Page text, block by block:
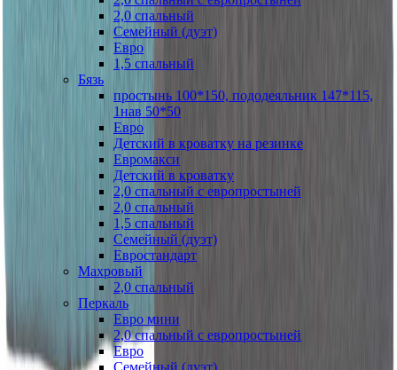
2,0 спальный
Семейный (дуэт)
Евро
1,5 спальный
Бязь
простынь 100*150, пододеяльник 147*115,
1нав 50*50
Евро
Детский в кроватку на резинке
Евромакси
Детский в кроватку
2,0 спальный с европростыней
2,0 спальный
1,5 спальный
Семейный (дуэт)
Евростандарт
Махровый
2,0 спальный
Перкаль
Евро мини
2,0 спальный с европростыней
Евро
Семейный (дуэт)